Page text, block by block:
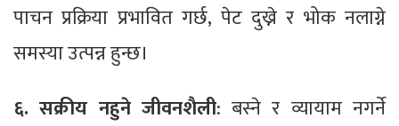
पाचन प्रक्रिया प्रभावित गर्छ, पेट दुख्ने र भोक नलाग्ने
समस्या उत्पन्न हुन्छ।
६. सक्रीय नहुने जीवनशैली: बस्ने र व्यायाम नगर्ने